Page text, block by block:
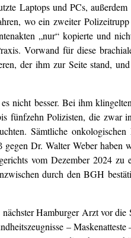
Laptops und PCs,
wo ein zweiter
„nur“ kopierte und
Vorwand für diese
der ihm zur Seite stand,
nicht besser. Bei ihm
fünfzehn Polizisten, die zwar
Sämtliche
gegen Dr. Walter Weber haben
vom Dezember 2024 zu
durch den BGH
Hamburger Arzt vor die
–